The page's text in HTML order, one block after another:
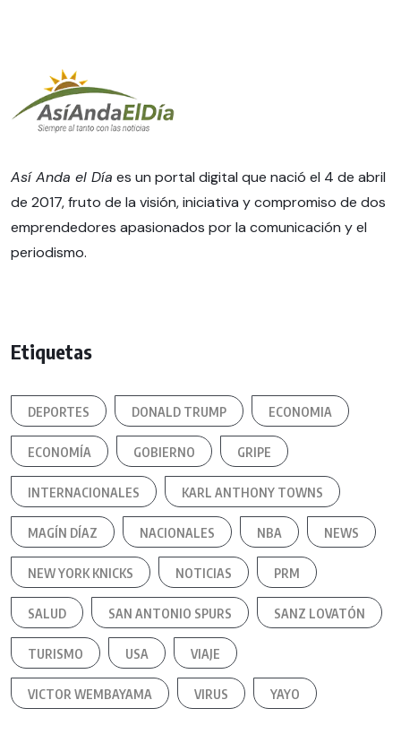
Así Anda el Día es un portal digital que nació el 4 de abril
de 2017, fruto de la visión, iniciativa y compromiso de dos
emprendedores apasionados por la comunicación y el
periodismo.
Etiquetas
DEPORTES DONALD TRUMP ECONOMIA
ECONOMÍA GOBIERNO GRIPE
INTERNACIONALES KARL ANTHONY TOWNS
MAGÍN DÍAZ NACIONALES NBA NEWS
NEW YORK KNICKS NOTICIAS PRM
SALUD SAN ANTONIO SPURS SANZ LOVATÓN
TURISMO USA VIAJE
VICTOR WEMBAYAMA VIRUS YAYO